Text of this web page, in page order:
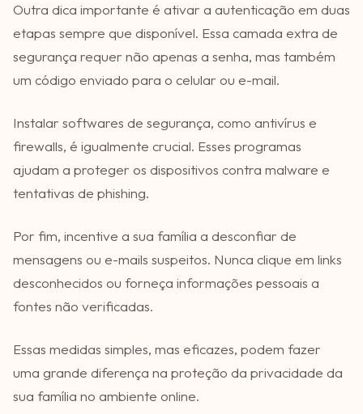
Outra dica importante é ativar a autenticação em duas
etapas sempre que disponível. Essa camada extra de
segurança requer não apenas a senha, mas também
um código enviado para o celular ou e-mail.
Instalar softwares de segurança, como antivírus e
firewalls, é igualmente crucial. Esses programas
ajudam a proteger os dispositivos contra malware e
tentativas de phishing.
Por fim, incentive a sua família a desconfiar de
mensagens ou e-mails suspeitos. Nunca clique em links
desconhecidos ou forneça informações pessoais a
fontes não verificadas.
Essas medidas simples, mas eficazes, podem fazer
uma grande diferença na proteção da privacidade da
sua família no ambiente online.